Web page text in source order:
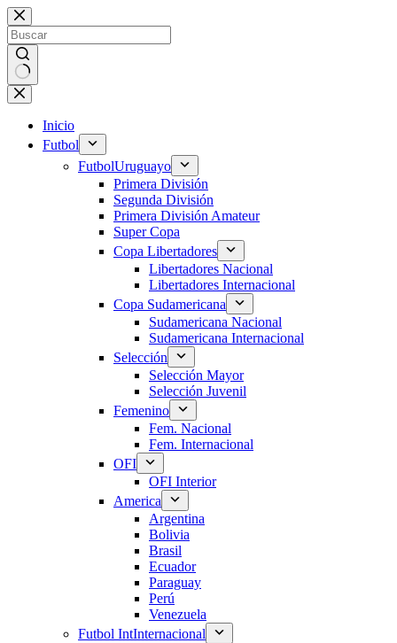
Saltar
al
contenido
Sin
resultados
Inicio
Futbol
FutbolUruguayo
Primera División
Segunda División
Primera División Amateur
Super Copa
Copa Libertadores
Libertadores Nacional
Libertadores Internacional
Copa Sudamericana
Sudamericana Nacional
Sudamericana Internacional
Selección
Selección Mayor
Selección Juvenil
Femenino
Fem. Nacional
Fem. Internacional
OFI
OFI Interior
America
Argentina
Bolivia
Brasil
Ecuador
Paraguay
Perú
Venezuela
Futbol IntInternacional